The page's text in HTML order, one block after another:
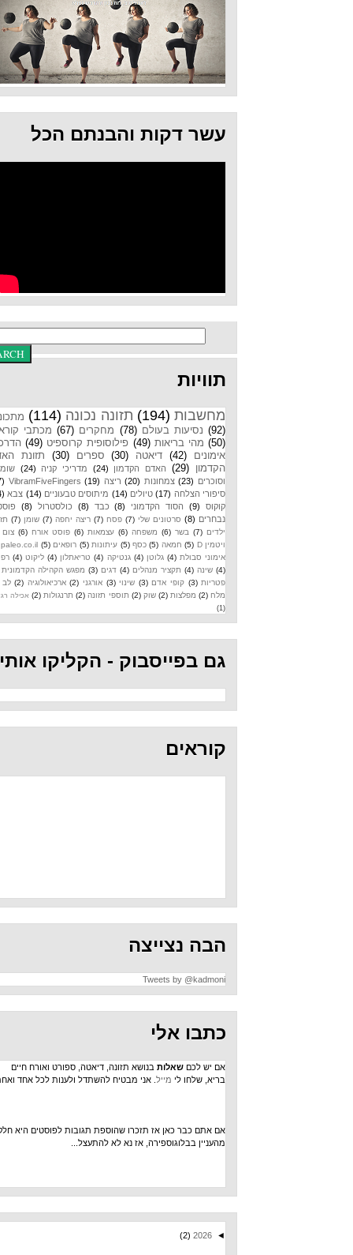
עשר דקות והבנתם הכל
(194) תזונה נכונה (114) מתכונים
נסיעות בעולם (78) מחקרים (67) מכתבי קוראים
מהי בריאות (49) פילוסופית קרוספיט (49) הדרכות
דיאטה (30) ספרים (30)
תזונת האדם
האדם הקדמון (24) מדריכי קניה (24)
שומנים
צמחונות (20) ריצה (19)
VibramFiveFingers
(17)
(17) טיולים (14) מיתוסים טבעוניים (14) צבא (14)
הסוד הקדמוני (8) כבד (8) כולסטרול (8)
פוסטים
סרטונים שלי (7) פסח (7) ריצה יחפה (7) שומן (7)
תזונת
(6) משפחה (6) עצמאות (6) פוסט אורח (6) צום (6)
חמאה (5) כסף (5) עיתונות (5) רופאים (5)
paleo.co.il
(4)
גלוטן (4) גנטיקה (4) טריאתלון (4) ליקוט (4) רפואה
תקציר מנהלים (4) דגים (3) מפגש הקהילה הקדמונית
(3)
קופי אדם (3) שינוי (3) אורגני (2) ארכיאולוגיה (2) לב (2)
(2) שוק (2) תוספי תזונה (2) תרנגולות (2) אכילה רגשית
גם בפייסבוק - הקליקו אותי
הבה נצייצה
Tweets by @kadmoni
כתבו אלי
שאלותבנושא תזונה, דיאטה, ספורט ואורח חיים
מייל. אני מבטיח להשתדל ולענות לכל אחד ואחת.
אם אתם כבר כאן אז תזכרו שהוספת תגובות לפוסטים היא חלק
מהעניין בבלוגוספירה, אז נא לא להתעצל...